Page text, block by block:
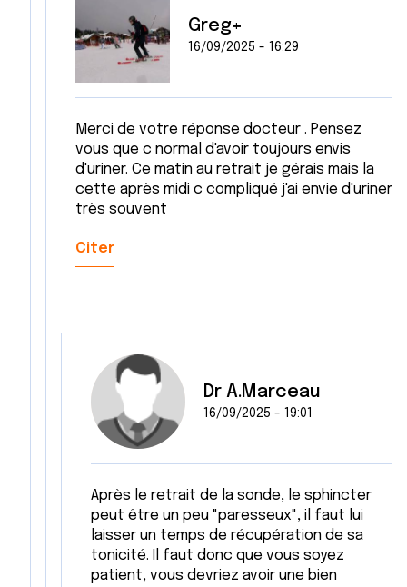
Greg+
16/09/2025 - 16:29
Merci de votre réponse docteur . Pensez
vous que c normal d'avoir toujours envis
d'uriner. Ce matin au retrait je gérais mais la
cette après midi c compliqué j'ai envie d'uriner
très souvent
Citer
Dr A.Marceau
16/09/2025 - 19:01
Après le retrait de la sonde, le sphincter
peut être un peu "paresseux", il faut lui
laisser un temps de récupération de sa
tonicité. Il faut donc que vous soyez
patient, vous devriez avoir une bien